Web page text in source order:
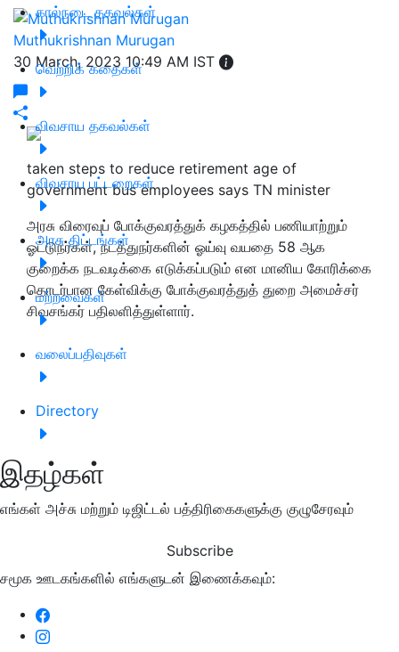
கால்நடை தகவல்கள்
வெற்றிக் கதைகள்
விவசாய தகவல்கள்
விவசாய பட்டறைகள்
அரசு திட்டங்கள்
மற்றவைகள்
வலைப்பதிவுகள்
Directory
இதழ்கள்
எங்கள் அச்சு மற்றும் டிஜிட்டல் பத்திரிகைகளுக்கு குழுசேரவும்
Subscribe
சமூக ஊடகங்களில் எங்களுடன் இணைக்கவும்:
Muthukrishnan Murugan
30 March, 2023 10:49 AM IST
taken steps to reduce retirement age of
government bus employees says TN minister
அரசு விரைவுப் போக்குவரத்துக் கழகத்தில் பணியாற்றும்
ஓட்டுநர்கள், நடத்துநர்களின் ஓய்வு வயதை 58 ஆக
குறைக்க நடவடிக்கை எடுக்கப்படும் என மானிய கோரிக்கை
தொடர்பான கேள்விக்கு போக்குவரத்துத் துறை அமைச்சர்
சிவசங்கர் பதிலளித்துள்ளார்.